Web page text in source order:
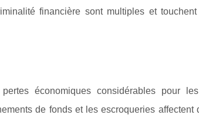
financière sont multiples et
économiques considérables pour
de fonds et les escroqueries